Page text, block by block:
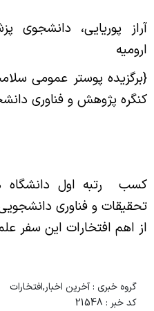
آراز پوریایی، دانشجوی
ارومیه
{برگزیده پوستر عمومی
کنگره پژوهش و فناوری
کسب رتبه اول دانشگاه
تحقیقات و فناوری
از اهم افتخارات این سفر
گروه خبری : آخرین اخبار,افتخارات
کد خبر : 21548